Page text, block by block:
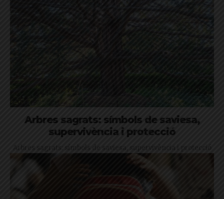
Arbres sagrats: símbols de saviesa,
supervivència i protecció
Arbres sagrats: símbols de saviesa, supervivència i protecció